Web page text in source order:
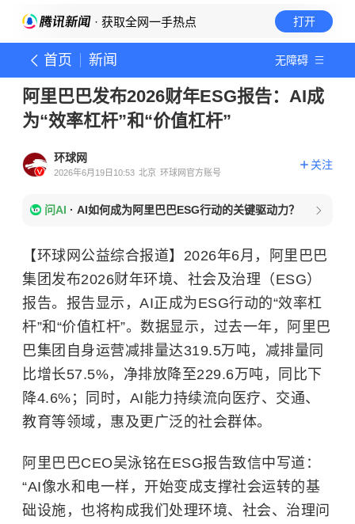
· 获取全网一手热点 打开
首页 新闻 无障碍
阿里巴巴发布2026财年ESG报告：AI成
为“效率杠杆”和“价值杠杆”
环球网
2026年6月19日10:53 北京 环球网官方账号
关注
问AI · AI如何成为阿里巴巴ESG行动的关键驱动力？
【环球网公益综合报道】2026年6月，阿里巴巴
集团发布2026财年环境、社会及治理（ESG）
报告。报告显示，AI正成为ESG行动的“效率杠
杆”和“价值杠杆”。数据显示，过去一年，阿里巴
巴集团自身运营减排量达319.5万吨，减排量同
比增长57.5%，净排放降至229.6万吨，同比下
降4.6%；同时，AI能力持续流向医疗、交通、
教育等领域，惠及更广泛的社会群体。
阿里巴巴CEO吴泳铭在ESG报告致信中写道：
“AI像水和电一样，开始变成支撑社会运转的基
础设施，也将构成我们处理环境、社会、治理问